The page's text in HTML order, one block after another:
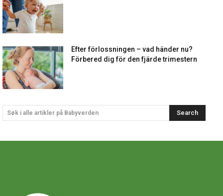
Efter förlossningen – vad händer nu?
Förbered dig för den fjärde trimestern
Søk i alle artikler på Babyverden Search